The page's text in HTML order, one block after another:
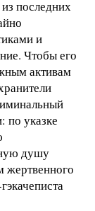
последних
и
Чтобы его
активам
по указке
душу
жертвенного